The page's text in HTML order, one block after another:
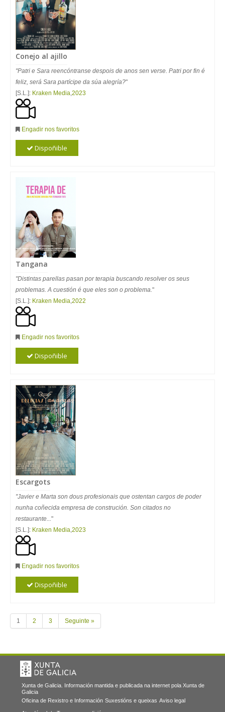
Conejo al ajillo
"Patri e Sara reencóntranse despois de anos sen verse. Patri por fin é
feliz, será Sara partícipe da súa alegría?"
[S.L.]: Kraken Media,2023
Engadir nos favoritos
Dispoñible
Tangana
"Distintas parellas pasan por terapia buscando resolver os seus
problemas. A cuestión é que eles son o problema."
[S.L.]: Kraken Media,2022
Engadir nos favoritos
Dispoñible
Escargots
"Javier e Marta son dous profesionais que ostentan cargos de poder
nunha coñecida empresa de construción. Son citados no
restaurante..."
[S.L.]: Kraken Media,2023
Engadir nos favoritos
Dispoñible
1 2 3 Seguinte »
Xunta de Galicia. Información mantida e publicada na internet pola Xunta de
Galicia
Oficina de Rexistro e Información Suxestións e queixas Aviso legal